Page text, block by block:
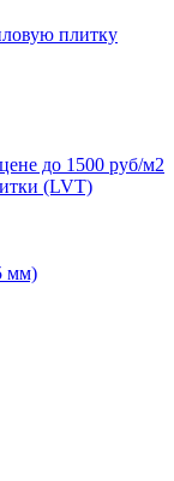
плитку
до 1500 руб/м2
(LVT)
мм)